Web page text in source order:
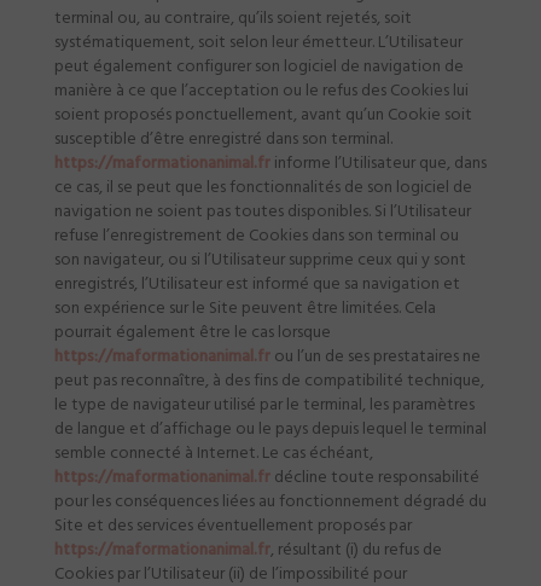
terminal ou, au contraire, qu’ils soient rejetés, soit
systématiquement, soit selon leur émetteur. L’Utilisateur
peut également configurer son logiciel de navigation de
manière à ce que l’acceptation ou le refus des Cookies lui
soient proposés ponctuellement, avant qu’un Cookie soit
susceptible d’être enregistré dans son terminal.
https://maformationanimal.frinforme l’Utilisateur que, dans
ce cas, il se peut que les fonctionnalités de son logiciel de
navigation ne soient pas toutes disponibles. Si l’Utilisateur
refuse l’enregistrement de Cookies dans son terminal ou
son navigateur, ou si l’Utilisateur supprime ceux qui y sont
enregistrés, l’Utilisateur est informé que sa navigation et
son expérience sur le Site peuvent être limitées. Cela
pourrait également être le cas lorsque
https://maformationanimal.frou l’un de ses prestataires ne
peut pas reconnaître, à des fins de compatibilité technique,
le type de navigateur utilisé par le terminal, les paramètres
de langue et d’affichage ou le pays depuis lequel le terminal
semble connecté à Internet. Le cas échéant,
https://maformationanimal.frdécline toute responsabilité
pour les conséquences liées au fonctionnement dégradé du
Site et des services éventuellement proposés par
https://maformationanimal.fr, résultant (i) du refus de
Cookies par l’Utilisateur (ii) de l’impossibilité pour